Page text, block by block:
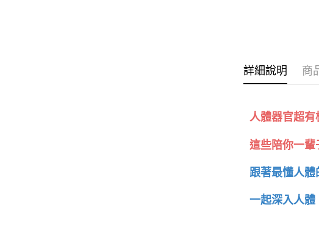
詳細說明 商
人體器官超有
這些陪你一輩
跟著最懂人體
一起深入人體